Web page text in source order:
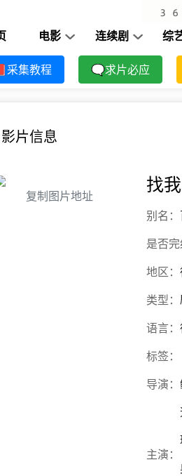
电影 连续剧 综
📕采集教程 🗨求片必应
影片信息
复制图片地址
找
别名：
是否
地区：
类型：
语言：
标签：
导演：
主演：